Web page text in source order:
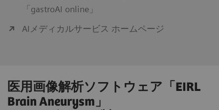
「gastroAI online」
AIメディカルサービス ホームページ
医用画像解析ソフトウェア「EIRL
Brain Aneurysm」